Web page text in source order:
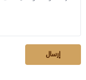
إرسال